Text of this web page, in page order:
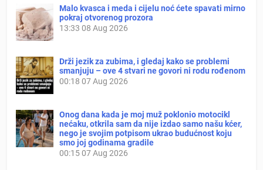
Malo kvasca i meda i cijelu noć ćete spavati mirno
pokraj otvorenog prozora
13:33 08 Aug 2026
Drži jezik za zubima, i gledaj kako se problemi
smanjuju – ove 4 stvari ne govori ni rodu rođenom
00:18 07 Aug 2026
Onog dana kada je moj muž poklonio motocikl
nećaku, otkrila sam da nije izdao samo našu kćer,
nego je svojim potpisom ukrao budućnost koju
smo joj godinama gradile
00:1507 Aug 2026